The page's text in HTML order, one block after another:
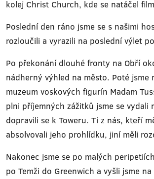
kolej Christ Church, kde se natáčel
Poslední den ráno jsme se s našimi
rozloučili a vyrazili na poslední výlet
Po překonání dlouhé fronty na Obří
nádherný výhled na město. Poté jsme
muzeum voskových figurín Madam
plni příjemných zážitků jsme se vydali
dopravili se k Toweru. Ti z nás, kteří
absolvovali jeho prohlídku, jiní měli
Nakonec jsme se po malých
po Temži do Greenwich a vyšli jsme